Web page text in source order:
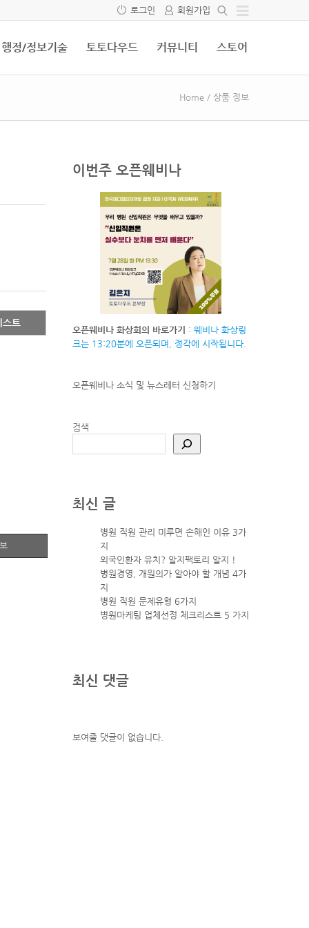
로그인 회원가입
행정/정보기술 토토다우드 커뮤니티 스토어
Home / 상품 정보
트
이번주 오픈웨비나
오픈웨비나 화상회의 바로가기
: 웨비나 화상링
크는 13:20분에 오픈되며, 정각에 시작됩니다.
오픈웨비나 소식 및 뉴스레터 신청하기
검색
최신 글
병원 직원 관리 미루면 손해인 이유 3가
지
외국인환자 유치? 알지팩토리 알지 !
병원경영, 개원의가 알아야 할 개념 4가
지
병원 직원 문제유형 6가지
병원마케팅 업체선정 체크리스트 5 가지
최신 댓글
보여줄 댓글이 없습니다.